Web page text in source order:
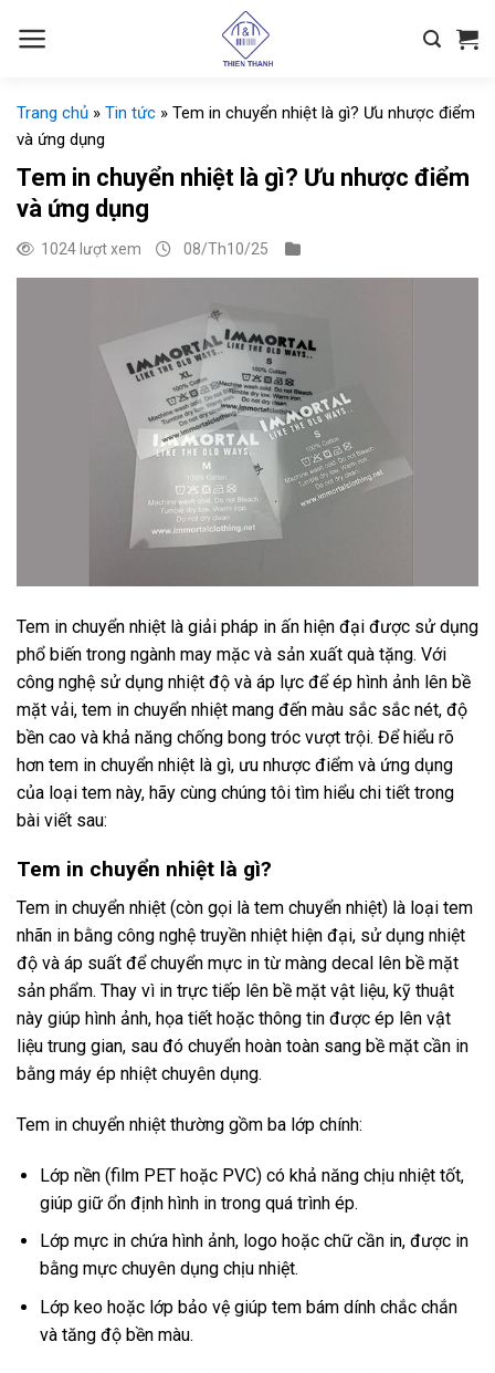
đến
Trang chủ » Tin tức » Tem in chuyển nhiệt là gì? Ưu nhược điểm
và ứng dụng
Tem in chuyển nhiệt là gì? Ưu nhược điểm
và ứng dụng
1024 lượt xem 08/Th10/25
Tem in chuyển nhiệt là giải pháp in ấn hiện đại được sử dụng
phổ biến trong ngành may mặc và sản xuất quà tặng. Với
công nghệ sử dụng nhiệt độ và áp lực để ép hình ảnh lên bề
mặt vải, tem in chuyển nhiệt mang đến màu sắc sắc nét, độ
bền cao và khả năng chống bong tróc vượt trội. Để hiểu rõ
hơn tem in chuyển nhiệt là gì, ưu nhược điểm và ứng dụng
của loại tem này, hãy cùng chúng tôi tìm hiểu chi tiết trong
bài viết sau:
Tem in chuyển nhiệt là gì?
Tem in chuyển nhiệt (còn gọi là tem chuyển nhiệt) là loại tem
nhãn in bằng công nghệ truyền nhiệt hiện đại, sử dụng nhiệt
độ và áp suất để chuyển mực in từ màng decal lên bề mặt
sản phẩm. Thay vì in trực tiếp lên bề mặt vật liệu, kỹ thuật
này giúp hình ảnh, họa tiết hoặc thông tin được ép lên vật
liệu trung gian, sau đó chuyển hoàn toàn sang bề mặt cần in
bằng máy ép nhiệt chuyên dụng.
Tem in chuyển nhiệt thường gồm ba lớp chính:
Lớp nền (film PET hoặc PVC) có khả năng chịu nhiệt tốt,
giúp giữ ổn định hình in trong quá trình ép.
Lớp mực in chứa hình ảnh, logo hoặc chữ cần in, được in
bằng mực chuyên dụng chịu nhiệt.
Lớp keo hoặc lớp bảo vệ giúp tem bám dính chắc chắn
và tăng độ bền màu.